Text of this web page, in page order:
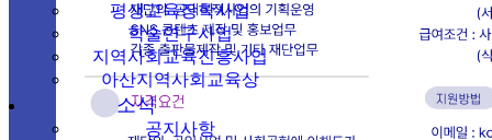
평생교육장학사업
학술연구사업
지역사회교육진흥사업
아산지역사회교육상
소식
공지사항